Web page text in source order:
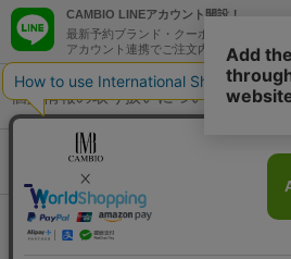
CAMBIO LINEアカウント開設！
最新予約ブランド・クーポン情報などを配
アカウント連携でご注文内容をLINEでも
個人情報の取り扱いについて
特定商取引法に基づく表示
コーポレートサイト